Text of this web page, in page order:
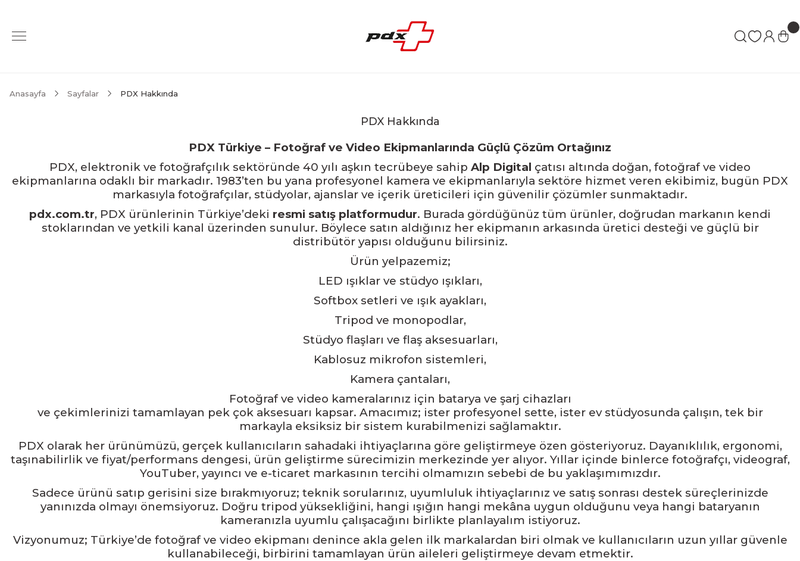
Anasayfa Sayfalar PDX Hakkında
PDX Hakkında
PDX Türkiye – Fotoğraf ve Video Ekipmanlarında Güçlü Çözüm Ortağınız
PDX, elektronik ve fotoğrafçılık sektöründe 40 yılı aşkın tecrübeye sahip Alp Digital çatısı altında doğan, fotoğraf ve video
ekipmanlarına odaklı bir markadır. 1983’ten bu yana profesyonel kamera ve ekipmanlarıyla sektöre hizmet veren ekibimiz, bugün PDX
markasıyla fotoğrafçılar, stüdyolar, ajanslar ve içerik üreticileri için güvenilir çözümler sunmaktadır.
pdx.com.tr, PDX ürünlerinin Türkiye’deki resmi satış platformudur. Burada gördüğünüz tüm ürünler, doğrudan markanın kendi
stoklarından ve yetkili kanal üzerinden sunulur. Böylece satın aldığınız her ekipmanın arkasında üretici desteği ve güçlü bir
distribütör yapısı olduğunu bilirsiniz.
Ürün yelpazemiz;
LED ışıklar ve stüdyo ışıkları,
Softbox setleri ve ışık ayakları,
Tripod ve monopodlar,
Stüdyo flaşları ve flaş aksesuarları,
Kablosuz mikrofon sistemleri,
Kamera çantaları,
Fotoğraf ve video kameralarınız için batarya ve şarj cihazları
ve çekimlerinizi tamamlayan pek çok aksesuarı kapsar. Amacımız; ister profesyonel sette, ister ev stüdyosunda çalışın, tek bir
markayla eksiksiz bir sistem kurabilmenizi sağlamaktır.
PDX olarak her ürünümüzü, gerçek kullanıcıların sahadaki ihtiyaçlarına göre geliştirmeye özen gösteriyoruz. Dayanıklılık, ergonomi,
taşınabilirlik ve fiyat/performans dengesi, ürün geliştirme sürecimizin merkezinde yer alıyor. Yıllar içinde binlerce fotoğrafçı, videograf,
YouTuber, yayıncı ve e-ticaret markasının tercihi olmamızın sebebi de bu yaklaşımımızdır.
Sadece ürünü satıp gerisini size bırakmıyoruz; teknik sorularınız, uyumluluk ihtiyaçlarınız ve satış sonrası destek süreçlerinizde
yanınızda olmayı önemsiyoruz. Doğru tripod yüksekliğini, hangi ışığın hangi mekâna uygun olduğunu veya hangi bataryanın
kameranızla uyumlu çalışacağını birlikte planlayalım istiyoruz.
Vizyonumuz; Türkiye’de fotoğraf ve video ekipmanı denince akla gelen ilk markalardan biri olmak ve kullanıcıların uzun yıllar güvenle
kullanabileceği, birbirini tamamlayan ürün aileleri geliştirmeye devam etmektir.